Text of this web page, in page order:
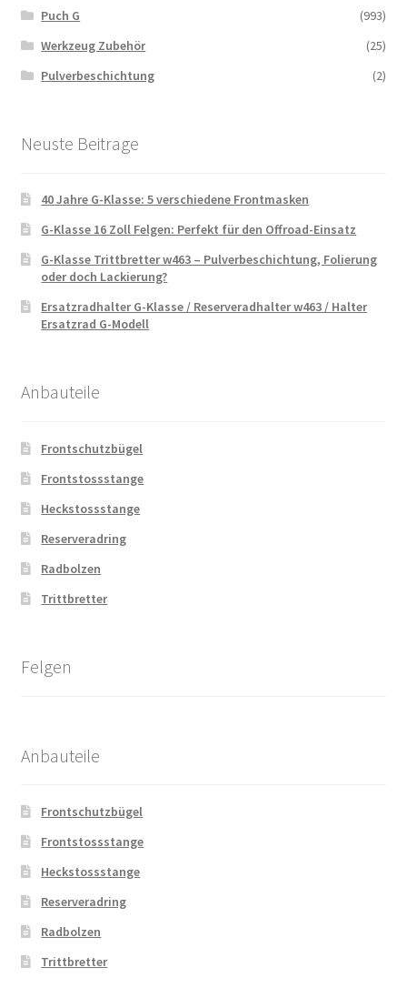
Puch G
(993)
Werkzeug Zubehör
(25)
Pulverbeschichtung
(2)
Neuste Beitrage
40 Jahre G-Klasse: 5 verschiedene Frontmasken
G-Klasse 16 Zoll Felgen: Perfekt für den Offroad-Einsatz
G-Klasse Trittbretter w463 – Pulverbeschichtung, Folierung
oder doch Lackierung?
Ersatzradhalter G-Klasse / Reserveradhalter w463 / Halter
Ersatzrad G-Modell
Anbauteile
Frontschutzbügel
Frontstossstange
Heckstossstange
Reserveradring
Radbolzen
Trittbretter
Felgen
Anbauteile
Frontschutzbügel
Frontstossstange
Heckstossstange
Reserveradring
Radbolzen
Trittbretter